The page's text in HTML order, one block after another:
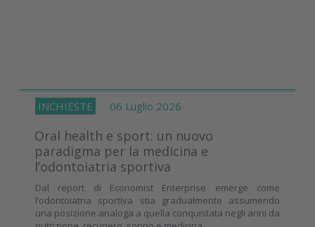
INCHIESTE 06 Luglio 2026
Oral health e sport: un nuovo
paradigma per la medicina e
l’odontoiatria sportiva
Dal report di Economist Enterprise emerge come
l’odontoiatria sportiva stia gradualmente assumendo
una posizione analoga a quella conquistata negli anni da